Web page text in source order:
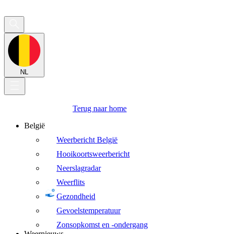
NL
Terug naar home
België
Weerbericht België
Hooikoortsweerbericht
Neerslagradar
Weerflits
Gezondheid
Gevoelstemperatuur
Zonsopkomst en -ondergang